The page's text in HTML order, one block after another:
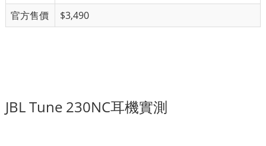
官方售價
$3,490
JBL Tune 230NC耳機實測